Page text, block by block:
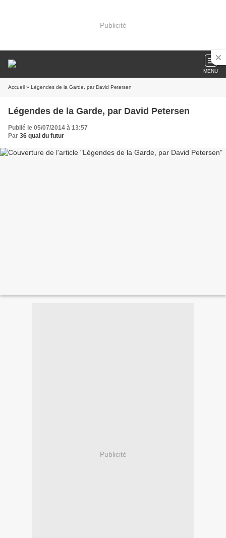
Publicité
MENU
Accueil » Légendes de la Garde, par David Petersen
Légendes de la Garde, par David Petersen
Publié le 05/07/2014 à 13:57
Par 36 quai du futur
Publicité